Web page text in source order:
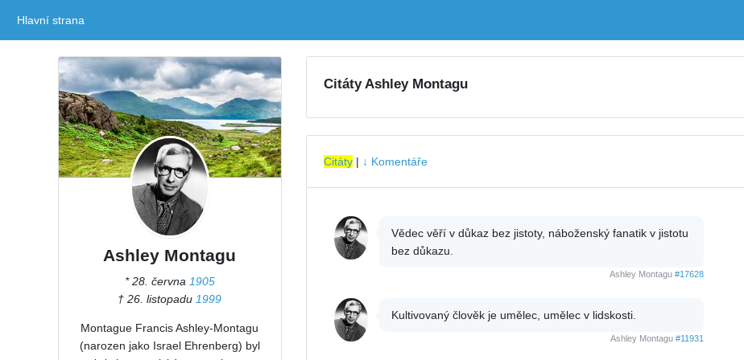
Hlavní strana
Ashley Montagu
* 28. června 1905
† 26. listopadu 1999
Montague Francis Ashley-Montagu
(narozen jako Israel Ehrenberg) byl
Citáty Ashley Montagu
Citáty| ↓ Komentáře
Vědec věří v důkaz bez jistoty, náboženský fanatik v jistotu
bez důkazu.
Ashley Montagu #17628
Kultivovaný člověk je umělec, umělec v lidskosti.
Ashley Montagu #11931